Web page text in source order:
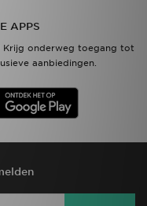
APPS
Krijg onderweg toegang tot
aanbiedingen.